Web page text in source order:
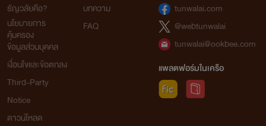
ธัญวลัยคือ?
นโยบายการ
คุ้มครอง
ข้อมูลส่วนบุคคล
เงื่อนไขและข้อตกลง
Third-Party
Notice
ดาวน์โหลด
บทความ
FAQ
tunwalai.com
@webtunwalai
tunwalai@ookbee.com
แพลตฟอร์มในเครือ